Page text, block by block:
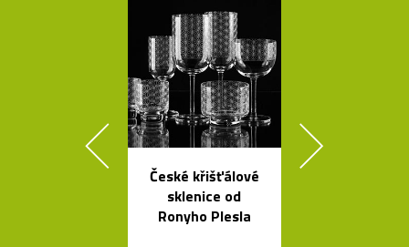
České křišťálové
sklenice od
Ronyho Plesla